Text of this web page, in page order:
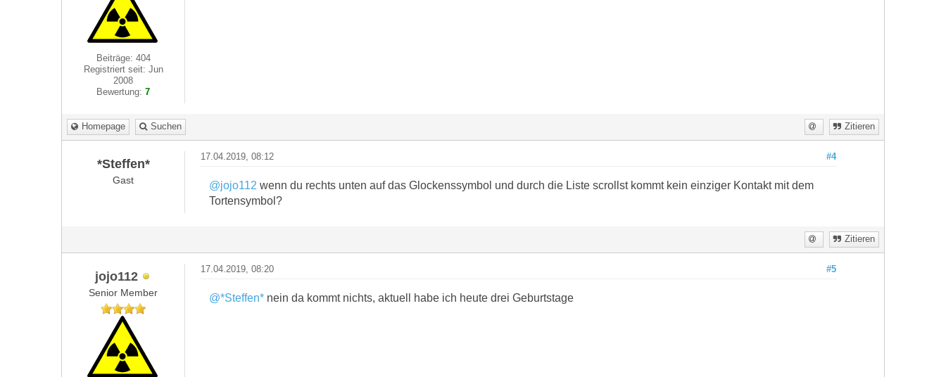
Beiträge: 404
Registriert seit: Jun
2008
Bewertung:7
Homepage Suchen Zitieren
*Steffen*
Gast
#4
17.04.2019, 08:12
@jojo112 wenn du rechts unten auf das Glockenssymbol und durch die Liste scrollst kommt kein einziger Kontakt mit dem
Tortensymbol?
Zitieren
jojo112
Senior Member
#5
17.04.2019, 08:20
@*Steffen*nein da kommt nichts, aktuell habe ich heute drei Geburtstage